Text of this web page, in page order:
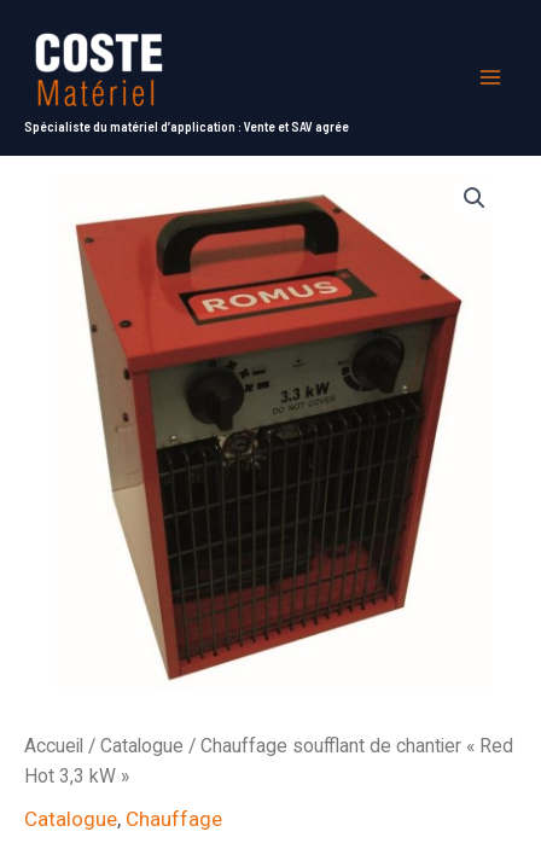
contenu
Spécialiste du matériel d’application : Vente et SAV agrée
Accueil / Catalogue / Chauffage soufflant de chantier « Red
Hot 3,3 kW »
Catalogue, Chauffage